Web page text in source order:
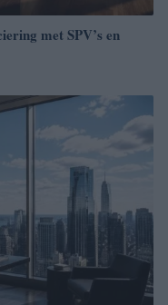
met SPV’s en